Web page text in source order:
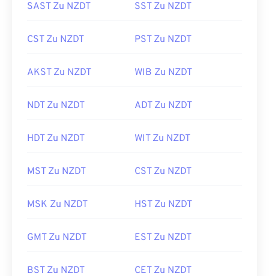
SAST Zu NZDT SST Zu NZDT
CST Zu NZDT PST Zu NZDT
AKST Zu NZDT WIB Zu NZDT
NDT Zu NZDT ADT Zu NZDT
HDT Zu NZDT WIT Zu NZDT
MST Zu NZDT CST Zu NZDT
MSK Zu NZDT HST Zu NZDT
GMT Zu NZDT EST Zu NZDT
BST Zu NZDT CET Zu NZDT